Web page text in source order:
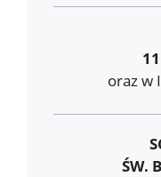
oraz w
ŚW.